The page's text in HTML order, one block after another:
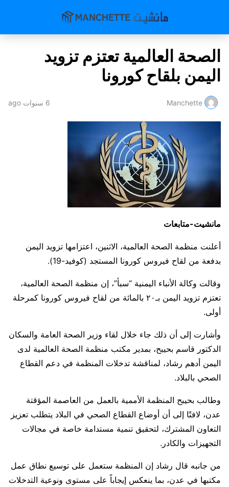
الصحة العالمية تعتزم تزويد
اليمن بلقاح كورونا
Manchette 6 سنوات ago
مانشيت-متابعات
أعلنت منظمة الصحة العالمية، الاثنين، اعتزامها تزويد اليمن
بدفعة من لقاح فيروس كورونا المستجد (كوفيد-19).
وقالت وكالة الأنباء اليمنية “سبأ”، إن منظمة الصحة العالمية،
تعتزم تزويد اليمن بـ٢٠ بالمائة من لقاح فيروس كورونا كمرحلة
أولى.
وأشارت إلى أن ذلك جاء خلال لقاء وزير الصحة العامة والسكان
الدكتور قاسم بحيبح، بمدير مكتب منظمة الصحة العالمية لدى
اليمن أدهم رشاد، لمناقشة تدخلات المنظمة في دعم القطاع
الصحي بالبلاد.
وطالب بحيبح المنظمة الأممية بالعمل من العاصمة المؤقتة
عدن، لافتًا إلى أن أوضاع القطاع الصحي في البلاد يتطلب تعزيز
التعاون المشترك، لتحقيق تنمية مستدامة خاصة في مجالات
التجهيزات والكادر.
من جانبه قال رشاد إن المنظمة ستعمل على توسيع نطاق عمل
مكتبها في عدن، بما ينعكس إيجاباً على مستوى ونوعية التدخلات